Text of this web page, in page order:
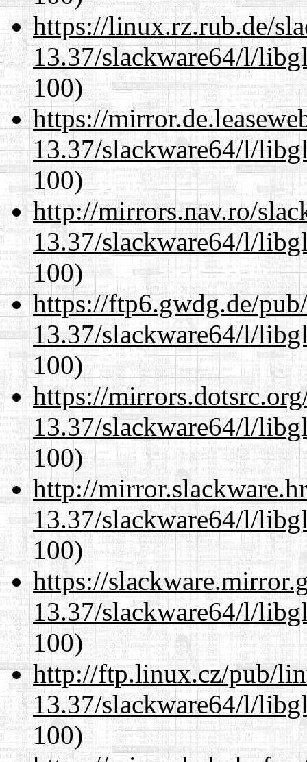
https://linux.rz.rub.de/
13.37/slackware64/l/
100)
https://
13.37/slackware64/l/
100)
http://mirrors.nav.ro/
13.37/slackware64/l/
100)
https://ftp6.gwdg.de/
13.37/slackware64/l/
100)
https://
13.37/slackware64/l/
100)
http://
13.37/slackware64/l/
100)
https://
13.37/slackware64/l/
100)
http://ftp.linux.cz/pub/
13.37/slackware64/l/
100)